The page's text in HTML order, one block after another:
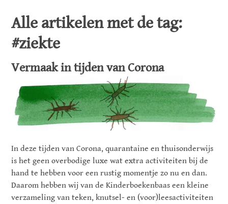
Alle artikelen met de tag:
#ziekte
Vermaak in tijden van Corona
In deze tijden van Corona, quarantaine en thuisonderwijs
is het geen overbodige luxe wat extra activiteiten bij de
hand te hebben voor een rustig momentje zo nu en dan.
Daarom hebben wij van de Kinderboekenbaas een kleine
verzameling van teken, knutsel- en (voor)leesactiviteiten